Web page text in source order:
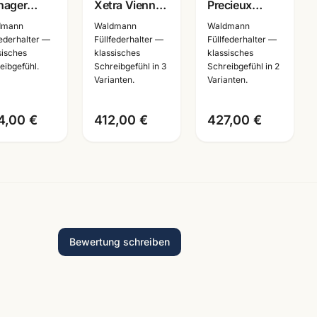
Sterling
· 5799 ·
—
€
Xetra Vienna
schwarz ·
Füller + Roller
+ Kuli ·
Schreibset
Waldmann
Füllfederhalter —
klassisches
Schreibgefühl in 3
Varianten.
412,00 €
Precieux
Schreibset
schwarz-matt
· Füller +
Kugelschreiber
Waldmann
Füllfederhalter —
klassisches
Schreibgefühl in 2
Varianten.
427,00 €
Bewertung schreiben